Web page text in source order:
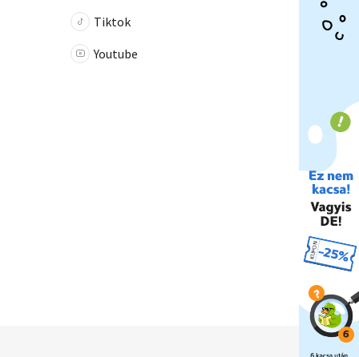
Tiktok
Youtube